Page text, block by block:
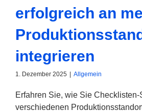
erfolgreich an
integrieren
1. Dezember 2025 Allgemein
Erfahren Sie, wie Sie Checklisten-
verschiedenen